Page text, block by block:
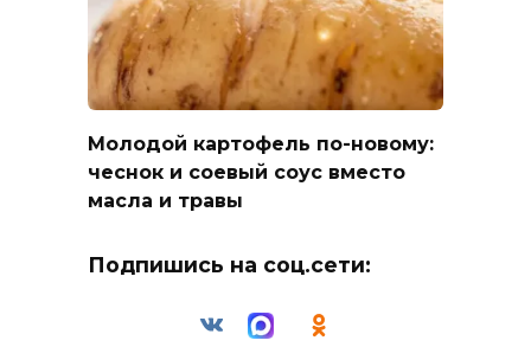
Молодой картофель по-новому:
чеснок и соевый соус вместо
масла и травы
Подпишись на соц.сети: